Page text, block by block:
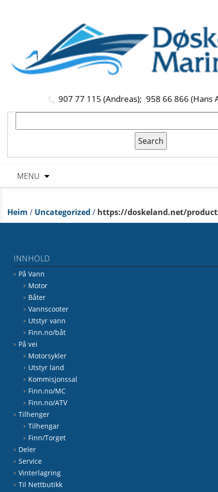
907 77 115 (Andreas); 958 66 866 (Hans
MENU
Heim / Uncategorized / https://doskeland.net/
INNHOLD
På Vann
Motor
Båter
Vannscooter
Utstyr vann
Finn.no/båt
På vei
Motorsykler
Utstyr land
Kommisjonssal
Finn.no/MC
Finn.no/ATV
Tilhenger
Tilhengar
Finn/Torget
Deler
Service
Vinterlagring
Til Nettbutikk